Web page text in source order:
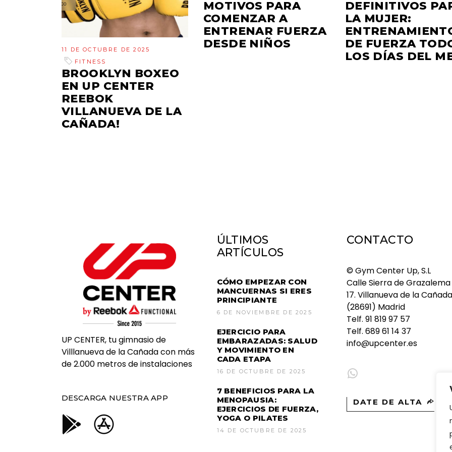
11 DE OCTUBRE DE 2025
FITNESS
BROOKLYN BOXEO
EN UP CENTER
REEBOK
VILLANUEVA DE LA
CAÑADA!
MOTIVOS PARA
COMENZAR A
ENTRENAR FUERZA
DESDE NIÑOS
DEFINITIVOS
LA MUJER:
DE FUERZA
LOS DÍAS DEL
UP CENTER, tu gimnasio de
Villlanueva de la Cañada con más
de 2.000 metros de instalaciones
DESCARGA NUESTRA APP
ÚLTIMOS
ARTÍCULOS
CÓMO EMPEZAR CON
MANCUERNAS SI ERES
PRINCIPIANTE
6 DE NOVIEMBRE DE 2025
EJERCICIO PARA
EMBARAZADAS: SALUD
Y MOVIMIENTO EN
CADA ETAPA
16 DE OCTUBRE DE 2025
7 BENEFICIOS PARA LA
MENOPAUSIA:
EJERCICIOS DE FUERZA,
YOGA O PILATES
14 DE OCTUBRE DE 2025
CONTACTO
© Gym Center Up, S.L
Calle Sierra de Grazalema
17. Villanueva de la Cañada
(28691) Madrid
Telf. 91 819 97 57
Telf. 689 61 14 37
info@upcenter.es
WhatsApp
DATE DE ALTA